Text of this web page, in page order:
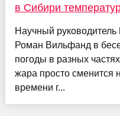
в Сибири
Научный
Роман Вильфанд в
погоды в разных
жара просто сменится
времени г...